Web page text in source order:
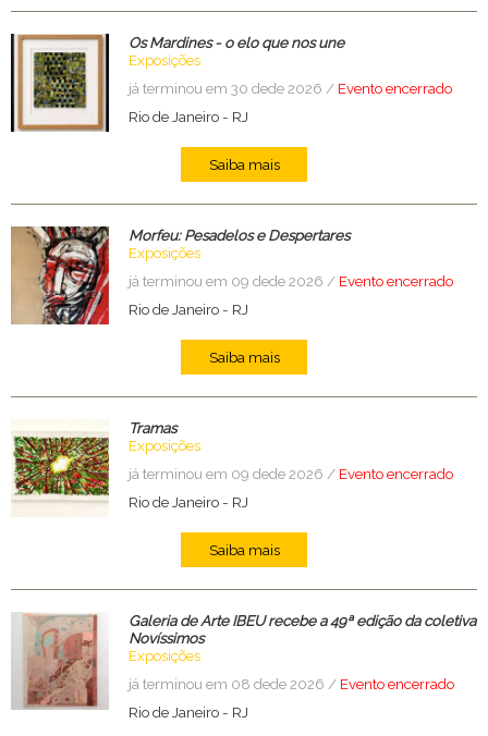
Os Mardines - o elo que nos une
Exposições
já terminou em 30 dede 2026 / Evento encerrado
Rio de Janeiro- RJ
Saiba mais
Morfeu: Pesadelos e Despertares
Exposições
já terminou em 09 dede 2026 / Evento encerrado
Rio de Janeiro- RJ
Saiba mais
Tramas
Exposições
já terminou em 09 dede 2026 / Evento encerrado
Rio de Janeiro- RJ
Saiba mais
Galeria de Arte IBEU recebe a 49ª edição da coletiva
Novíssimos
Exposições
já terminou em 08 dede 2026 / Evento encerrado
Rio de Janeiro- RJ